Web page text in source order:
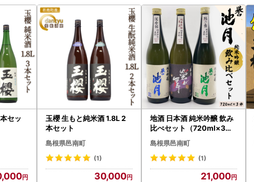
セッ
玉櫻 生もと純米酒 1.8L 2
本セット
島根県邑南町
(1)
30,000
地酒 日本酒 純米吟醸 飲み
比べセット（720ml×3本
）池月酒造
島根県邑南町
(1)
21,000